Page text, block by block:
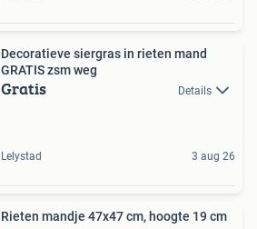
Decoratieve siergras in rieten mand
GRATIS zsm weg
Gratis Details
Lelystad 3 aug 26
Rieten mandje 47x47 cm, hoogte 19 cm